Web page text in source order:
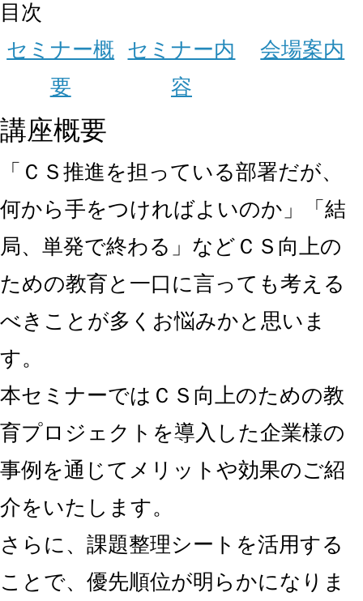
目次
セミナー概
要
セミナー内
容
会場案内
講座概要
「ＣＳ推進を担っている部署だが、
何から手をつければよいのか」「結
局、単発で終わる」などＣＳ向上の
ための教育と一口に言っても考える
べきことが多くお悩みかと思いま
す。
本セミナーではＣＳ向上のための教
育プロジェクトを導入した企業様の
事例を通じてメリットや効果のご紹
介をいたします。
さらに、課題整理シートを活用する
ことで、優先順位が明らかになりま